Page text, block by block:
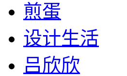
煎蛋
设计生活
吕欣欣